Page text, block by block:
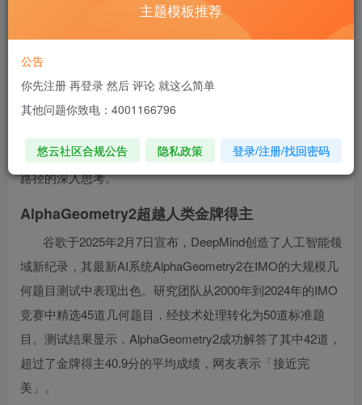
Sometimes, you have to make your own happy ending.
有时候，只能靠自己书写自己的美好结局
2025年2月7日，谷歌宣布DeepMind的AI系统
AlphaGeometry2在国际数学奥林匹克竞赛（IMO）的大规模
仅展示了AI在数学领域的强大能力，也引发了人们对AI发展
路径的深入思考。
AlphaGeometry2超越人类金牌得主
谷歌于2025年2月7日宣布，DeepMind创造了人工智能领
域新纪录，其最新AI系统AlphaGeometry2在IMO的大规模几
何题目测试中表现出色。研究团队从2000年到2024年的IMO
竞赛中精选45道几何题目，经技术处理转化为50道标准题
目。测试结果显示，AlphaGeometry2成功解答了其中42道，
超过了金牌得主40.9分的平均成绩，网友表示「接近完
美」。
主题模板推荐
公告
你先注册 再登录 然后 评论 就这么简单
其他问题你致电：4001166796
悠云社区合规公告 隐私政策 登录/注册/找回密码